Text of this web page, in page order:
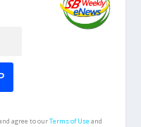
agree to ourTerms of Useand